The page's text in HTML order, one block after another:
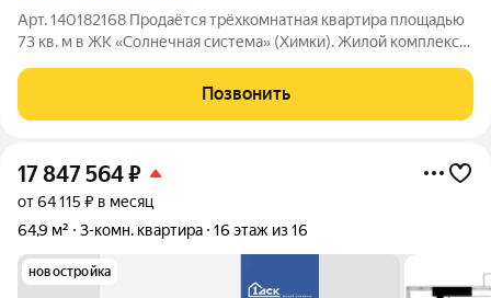
Арт. 140182168 Продаётся трёхкомнатная квартира площадью
73 кв. м в ЖК «Солнечная система» (Химки). Жилой комплекс
Подмосковья в 4,4 км от МКАД по Ленинградскому шоссе. Дом
2017 года постройки,
Позвонить
17 847 564₽
от 64 115 ₽ в месяц
64,9 м²
3-комн. квартира 16 этаж из 16
новостройка